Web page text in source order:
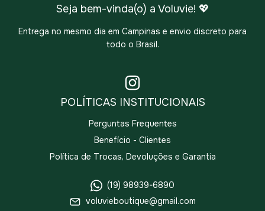
Seja bem-vinda(o) a Voluvie! 💖
Entrega no mesmo dia em Campinas e envio discreto para
todo o Brasil.
POLÍTICAS INSTITUCIONAIS
Perguntas Frequentes
Benefício - Clientes
Política de Trocas, Devoluções e Garantia
(19) 98939-6890
voluvieboutique@gmail.com